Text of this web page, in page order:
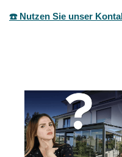
☎️ Nutzen Sie unser